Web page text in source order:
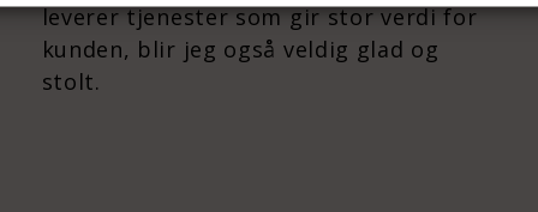
leverer tjenester som gir stor verdi for
kunden, blir jeg også veldig glad og
stolt.